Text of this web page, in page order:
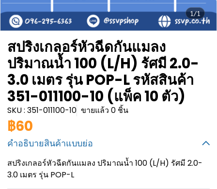
1/1
สปริงเกลอร์หัวฉีดกันแมลง
ปริมาณน้ำ 100 (L/H) รัศมี 2.0-
3.0 เมตร รุ่น POP-L รหัสสินค้า
351-011100-10 (แพ็ค 10 ตัว)
SKU : 351-011100-10 ขายแล้ว 0 ชิ้น
฿60
คำอธิบายสินค้าแบบย่อ
สปริงเกลอร์หัวฉีดกันแมลง ปริมาณน้ำ 100 (L/H) รัศมี 2.0-
3.0 เมตร รุ่น POP-L